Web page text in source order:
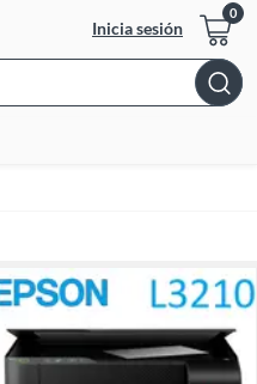
Inicia sesión
Bar